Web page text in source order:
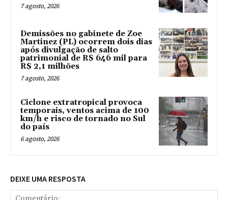
7 agosto, 2026
Demissões no gabinete de Zoe
Martinez (PL) ocorrem dois dias
após divulgação de salto
patrimonial de R$ 646 mil para
R$ 2,1 milhões
7 agosto, 2026
Ciclone extratropical provoca
temporais, ventos acima de 100
km/h e risco de tornado no Sul
do país
6 agosto, 2026
DEIXE UMA RESPOSTA